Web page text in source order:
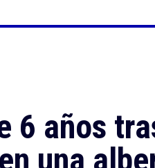
6 años